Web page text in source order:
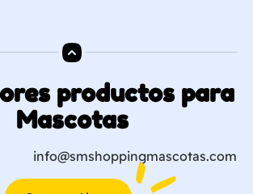
productos para
Mascotas
info@smshoppingmascotas.com